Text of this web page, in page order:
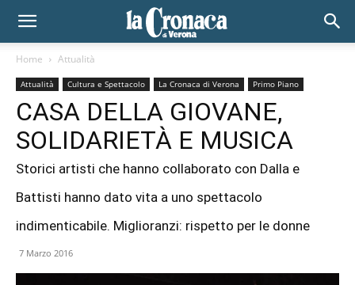
Home Attualità
Attualità Cultura e Spettacolo La Cronaca di Verona Primo Piano
CASA DELLA GIOVANE,
SOLIDARIETÀ E MUSICA
Storici artisti che hanno collaborato con Dalla e
Battisti hanno dato vita a uno spettacolo
indimenticabile. Miglioranzi: rispetto per le donne
7 Marzo 2016